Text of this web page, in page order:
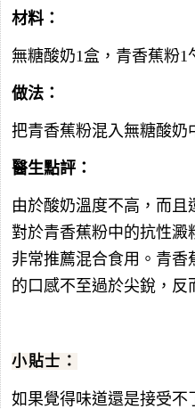
材料：
無糖酸奶1盒，青香蕉粉1
做法：
把青香蕉粉混入無糖酸奶
醫生點評：
由於酸奶溫度不高，而且
對於青香蕉粉中的抗性澱
非常推薦混合食用。青香
的口感不至過於尖銳，反
小貼士：
如果覺得味道還是接受不